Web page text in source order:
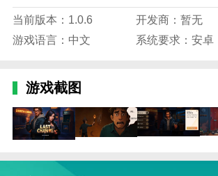
4、动态灯光和立体音效，让每次
其境。
般沉浸其中。
2、超过100个谜题，融合了物理
让你惊喜连连精彩瞬间。
3、精致的画面会给你带来全新的
当前版本：1.0.6
开发商：暂无
游戏语言：中文
系统要求：安卓
游戏截图